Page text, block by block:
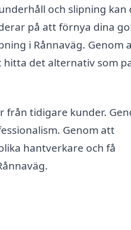
och slipning kan
på att förnya dina
i Rånnaväg. Genom
det alternativ som
från tidigare kunder.
Genom att
hantverkare och få